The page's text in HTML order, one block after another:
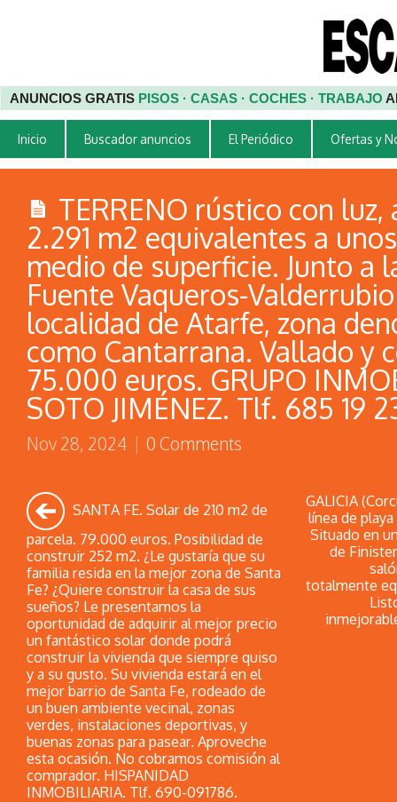
ANUNCIOS GRATIS PISOS · CASAS · COCHES · TRABAJO
Inicio Buscador anuncios El Periódico Ofertas y
TERRENO rústico con luz,
2.291 m2 equivalentes a
medio de superficie. Junto a
Fuente Vaqueros-
localidad de Atarfe, zona
como Cantarrana. Vallado y
75.000 euros. GRUPO
SOTO JIMÉNEZ. Tlf. 685 19
Nov 28, 2024 | 0 Comments
SANTA FE. Solar de 210 m2 de
parcela. 79.000 euros. Posibilidad de
construir 252 m2. ¿Le gustaría que su
familia resida en la mejor zona de Santa
Fe? ¿Quiere construir la casa de sus
sueños? Le presentamos la
oportunidad de adquirir al mejor precio
un fantástico solar donde podrá
construir la vivienda que siempre quiso
y a su gusto. Su vivienda estará en el
mejor barrio de Santa Fe, rodeado de
un buen ambiente vecinal, zonas
verdes, instalaciones deportivas, y
buenas zonas para pasear. Aproveche
esta ocasión. No cobramos comisión al
comprador. HISPANIDAD
INMOBILIARIA. Tlf. 690-091786.
GALICIA
línea de
Situado en
de
totalmente